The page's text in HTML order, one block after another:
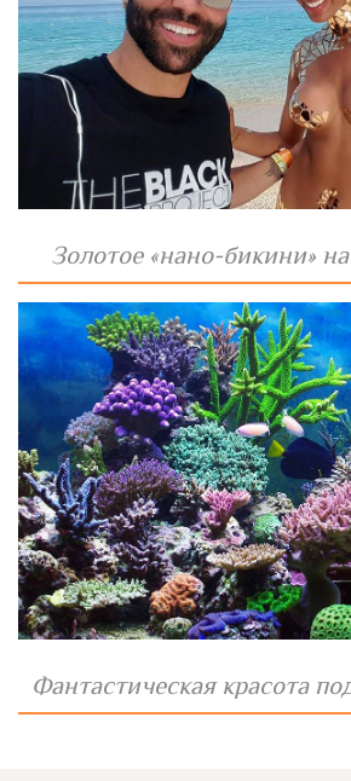
Золотое «нано-бикини»
Фантастическая красота